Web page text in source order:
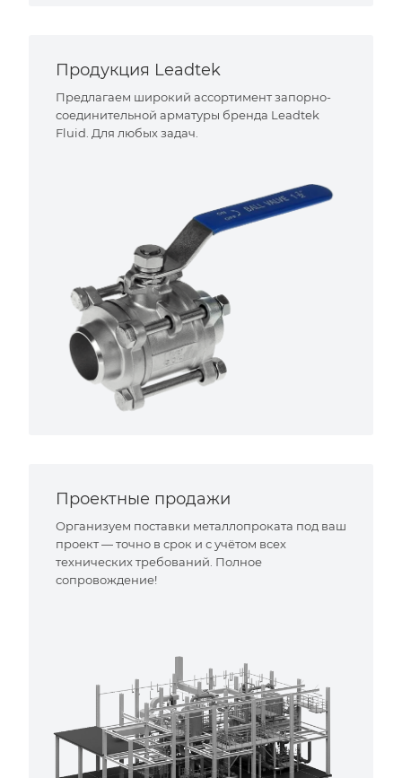
Продукция Leadtek
Предлагаем широкий ассортимент запорно-
соединительной арматуры бренда Leadtek
Fluid. Для любых задач.
Проектные продажи
Организуем поставки металлопроката под ваш
проект — точно в срок и с учётом всех
технических требований. Полное
сопровождение!